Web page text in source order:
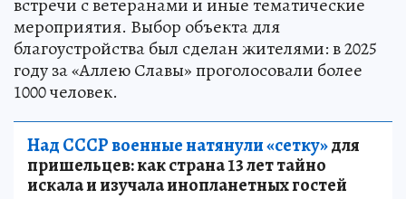
встречи с ветеранами и иные тематические
мероприятия. Выбор объекта для
благоустройства был сделан жителями: в 2025
году за «Аллею Славы» проголосовали более
1000 человек.
Над СССР военные натянули «сетку»для
пришельцев: как страна 13 лет тайно
искала и изучала инопланетных гостей